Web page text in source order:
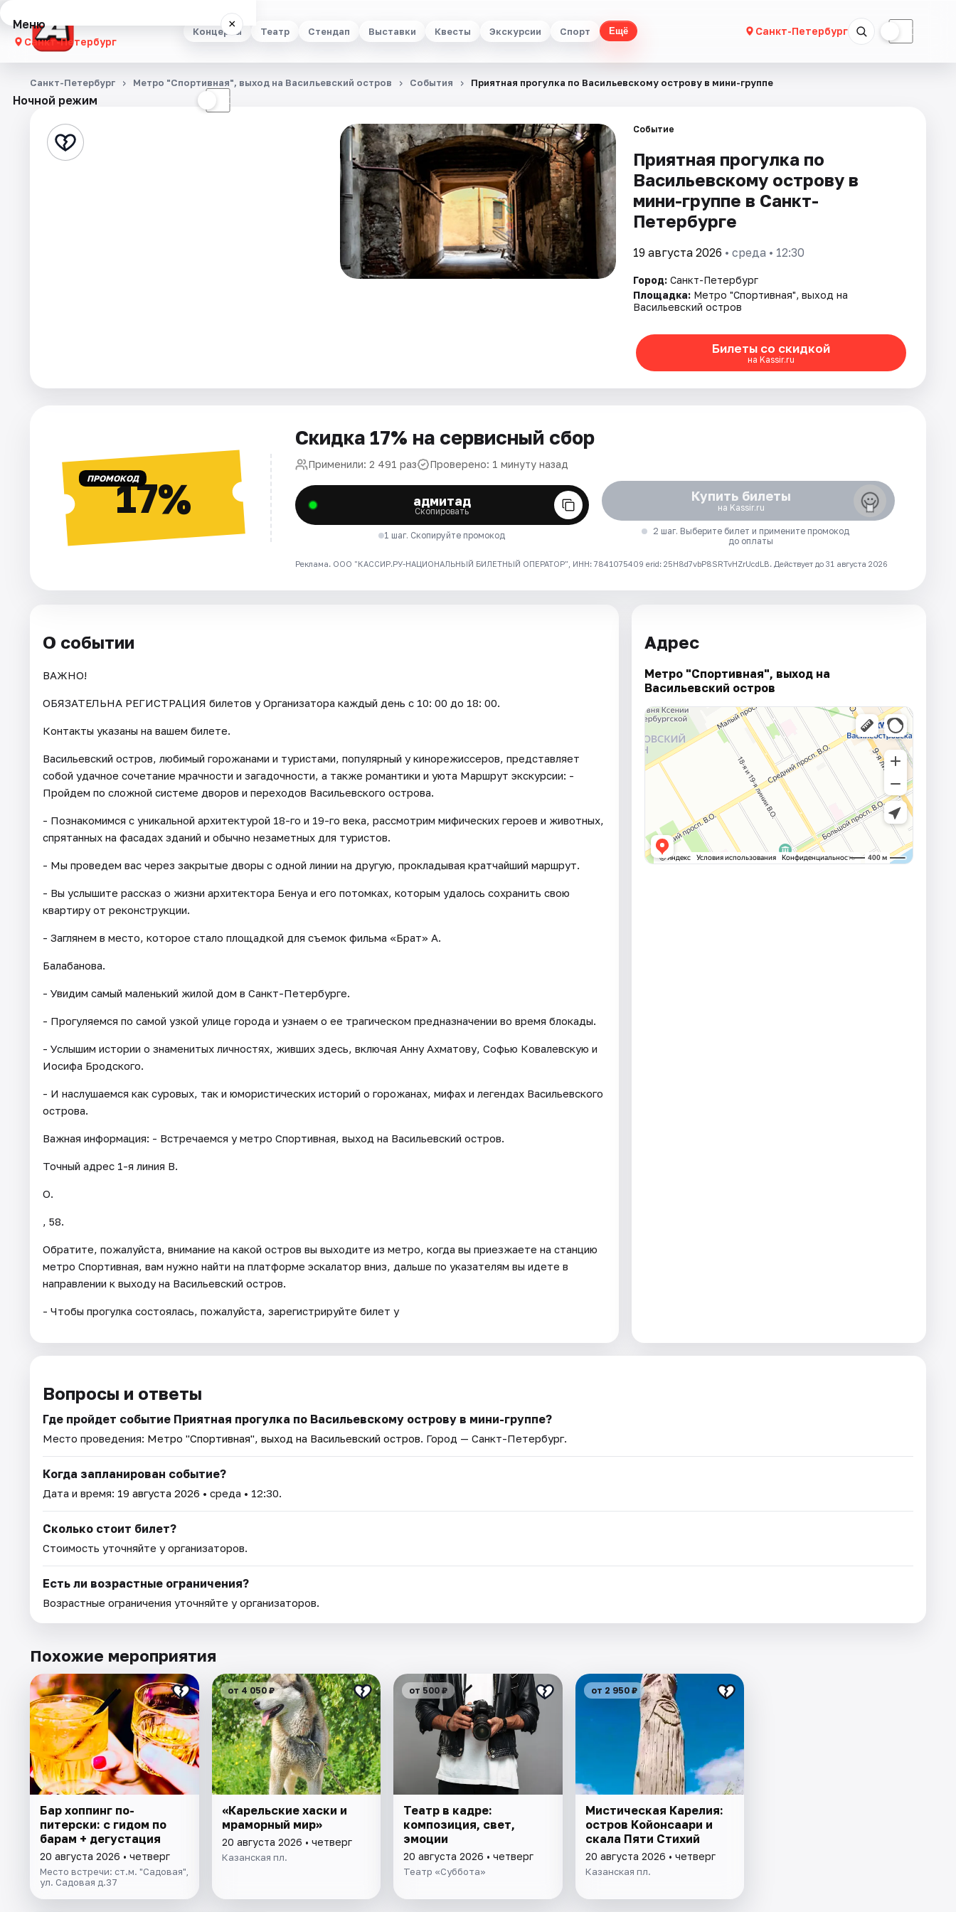
Концерты Театр Стендап Выставки Квесты Экскурсии Спорт Ещё Санкт-Петербург ☾
Меню ×
Санкт-Петербург
Концерты
Стендап
Площадки
Ночной режим ☾
Санкт-Петербург Метро "Спортивная", выход на Васильевский остров События Приятная прогулка по Васильевскому острову в мини-группе
Событие
Приятная прогулка по
Васильевскому острову в
мини-группе в Санкт-
Петербурге
19 августа 2026 • среда • 12:30
Город: Санкт-Петербург
Площадка: Метро "Спортивная", выход на
Васильевский остров
Билеты со скидкой
на Kassir.ru
ПРОМОКОД17%
Скидка 17% на сервисный сбор
Применили: 2 491 раз Проверено: 1 минуту назад
адмитад
Скопировать
1 шаг. Скопируйте промокод
Купить билеты
на Kassir.ru
2 шаг. Выберите билет и примените промокод
до оплаты
Реклама. ООО "КАССИР.РУ-НАЦИОНАЛЬНЫЙ БИЛЕТНЫЙ ОПЕРАТОР", ИНН: 7841075409 erid: 25H8d7vbP8SRTvHZrUcdLB. Действует до 31 августа 2026
О событии
ВАЖНО!
ОБЯЗАТЕЛЬНА РЕГИСТРАЦИЯ билетов у Организатора каждый день c 10: 00 до 18: 00.
Контакты указаны на вашем билете.
Васильевский остров, любимый горожанами и туристами, популярный у кинорежиссеров, представляет
собой удачное сочетание мрачности и загадочности, а также романтики и уюта Маршрут экскурсии: -
Пройдем по сложной системе дворов и переходов Васильевского острова.
- Познакомимся с уникальной архитектурой 18-го и 19-го века, рассмотрим мифических героев и животных,
спрятанных на фасадах зданий и обычно незаметных для туристов.
- Мы проведем вас через закрытые дворы с одной линии на другую, прокладывая кратчайший маршрут.
- Вы услышите рассказ о жизни архитектора Бенуа и его потомках, которым удалось сохранить свою
квартиру от реконструкции.
- Заглянем в место, которое стало площадкой для съемок фильма «Брат» А.
Балабанова.
- Увидим самый маленький жилой дом в Санкт-Петербурге.
- Прогуляемся по самой узкой улице города и узнаем о ее трагическом предназначении во время блокады.
- Услышим истории о знаменитых личностях, живших здесь, включая Анну Ахматову, Софью Ковалевскую и
Иосифа Бродского.
- И наслушаемся как суровых, так и юмористических историй о горожанах, мифах и легендах Васильевского
острова.
Важная информация: - Встречаемся у метро Спортивная, выход на Васильевский остров.
Точный адрес 1-я линия В.
О.
, 58.
Обратите, пожалуйста, внимание на какой остров вы выходите из метро, когда вы приезжаете на станцию
метро Спортивная, вам нужно найти на платформе эскалатор вниз, дальше по указателям вы идете в
направлении к выходу на Васильевский остров.
- Чтобы прогулка состоялась, пожалуйста, зарегистрируйте билет у
Адрес
Метро "Спортивная", выход на
Васильевский остров
Вопросы и ответы
Где пройдет событие Приятная прогулка по Васильевскому острову в мини-группе?
Место проведения: Метро "Спортивная", выход на Васильевский остров. Город — Санкт-Петербург.
Когда запланирован событие?
Дата и время: 19 августа 2026 • среда • 12:30.
Сколько стоит билет?
Стоимость уточняйте у организаторов.
Есть ли возрастные ограничения?
Возрастные ограничения уточняйте у организаторов.
Похожие мероприятия
Бар хоппинг по-
питерски: с гидом по
барам + дегустация
20 августа 2026 • четверг
Место встречи: ст.м. "Садовая",
ул. Садовая д.37
от 4 050 ₽
«Карельские хаски и
мраморный мир»
20 августа 2026 • четверг
Казанская пл.
от 500 ₽
Театр в кадре:
композиция, свет,
эмоции
20 августа 2026 • четверг
Театр «Суббота»
от 2 950 ₽
Мистическая Карелия:
остров Койонсаари и
скала Пяти Стихий
20 августа 2026 • четверг
Казанская пл.